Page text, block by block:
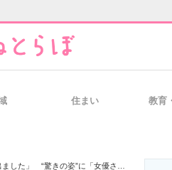
住まい 教育
「女優さんみたい」「自慢のお母様」